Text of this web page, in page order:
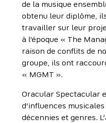
de la musique
obtenu leur diplôme,
travailler sur leur
à l’époque « The
raison de conflits de
groupe, ils ont
« MGMT ».
Oracular Spectacular
d’influences
décennies et genres.